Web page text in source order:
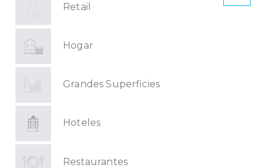
Retail
Hogar
Grandes Superficies
Hoteles
Restaurantes